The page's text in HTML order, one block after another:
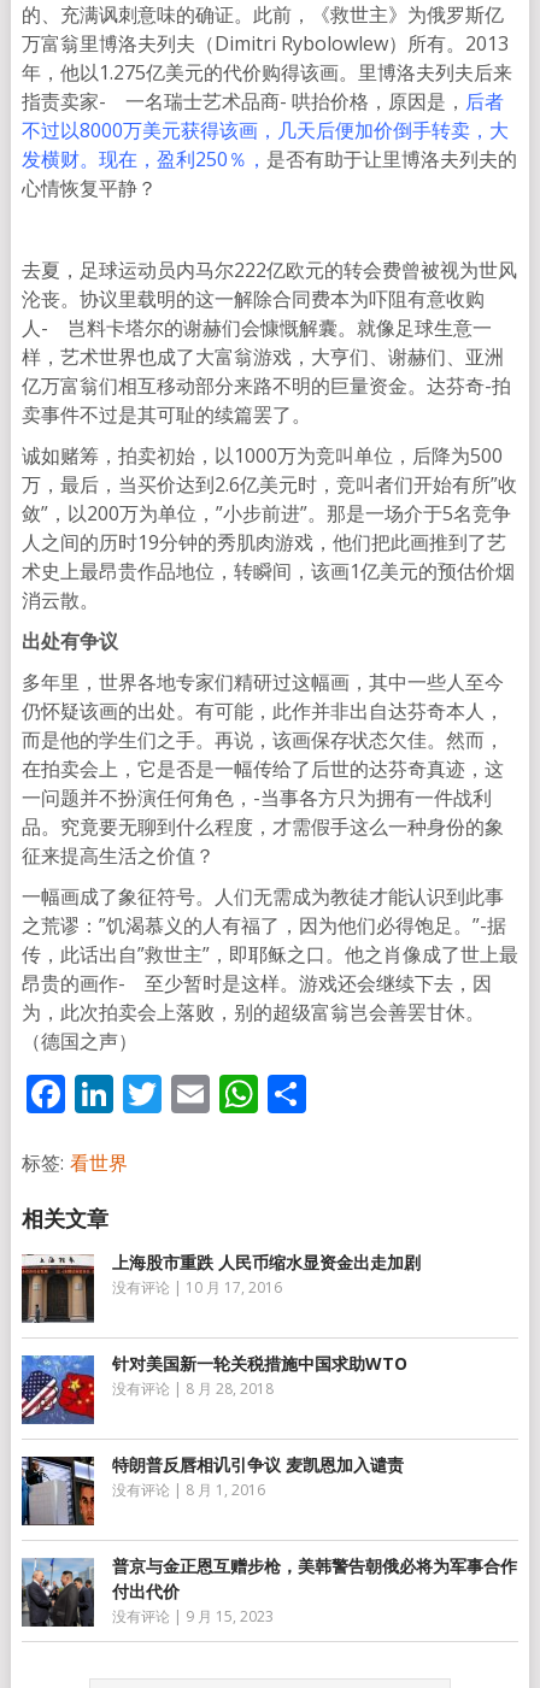
的、充满讽刺意味的确证。此前，《救世主》为俄罗斯亿
万富翁里博洛夫列夫（Dimitri Rybolowlew）所有。2013
年，他以1.275亿美元的代价购得该画。里博洛夫列夫后来
指责卖家- 一名瑞士艺术品商- 哄抬价格，原因是， 后者
不过以8000万美元获得该画，几天后便加价倒手转卖，大
发横财。现在，盈利250％， 是否有助于让里博洛夫列夫的
心情恢复平静？
去夏，足球运动员内马尔222亿欧元的转会费曾被视为世风
沦丧。协议里载明的这一解除合同费本为吓阻有意收购
人- 岂料卡塔尔的谢赫们会慷慨解囊。就像足球生意一
样，艺术世界也成了大富翁游戏，大亨们、谢赫们、亚洲
亿万富翁们相互移动部分来路不明的巨量资金。达芬奇-拍
卖事件不过是其可耻的续篇罢了。
诚如赌筹，拍卖初始，以1000万为竞叫单位，后降为500
万，最后，当买价达到2.6亿美元时，竞叫者们开始有所”收
敛”，以200万为单位，”小步前进”。那是一场介于5名竞争
人之间的历时19分钟的秀肌肉游戏，他们把此画推到了艺
术史上最昂贵作品地位，转瞬间，该画1亿美元的预估价烟
消云散。
出处有争议
多年里，世界各地专家们精研过这幅画，其中一些人至今
仍怀疑该画的出处。有可能，此作并非出自达芬奇本人，
而是他的学生们之手。再说，该画保存状态欠佳。然而，
在拍卖会上，它是否是一幅传给了后世的达芬奇真迹，这
一问题并不扮演任何角色，-当事各方只为拥有一件战利
品。究竟要无聊到什么程度，才需假手这么一种身份的象
征来提高生活之价值？
一幅画成了象征符号。人们无需成为教徒才能认识到此事
之荒谬：”饥渴慕义的人有福了，因为他们必得饱足。”-据
传，此话出自”救世主”，即耶稣之口。他之肖像成了世上最
昂贵的画作- 至少暂时是这样。游戏还会继续下去，因
为，此次拍卖会上落败，别的超级富翁岂会善罢甘休。
（德国之声）
Facebook
LinkedIn
Twitter
EmailWhatsApp
分
标签: 看世界
上海股市重跌 人民币缩水显资金出走加剧
没有评论 | 10 月 17, 2016
针对美国新一轮关税措施中国求助WTO
没有评论 | 8 月 28, 2018
特朗普反唇相讥引争议 麦凯恩加入谴责
没有评论 | 8 月 1, 2016
普京与金正恩互赠步枪，美韩警告朝俄必将为军事合作
付出代价
没有评论 | 9 月 15, 2023